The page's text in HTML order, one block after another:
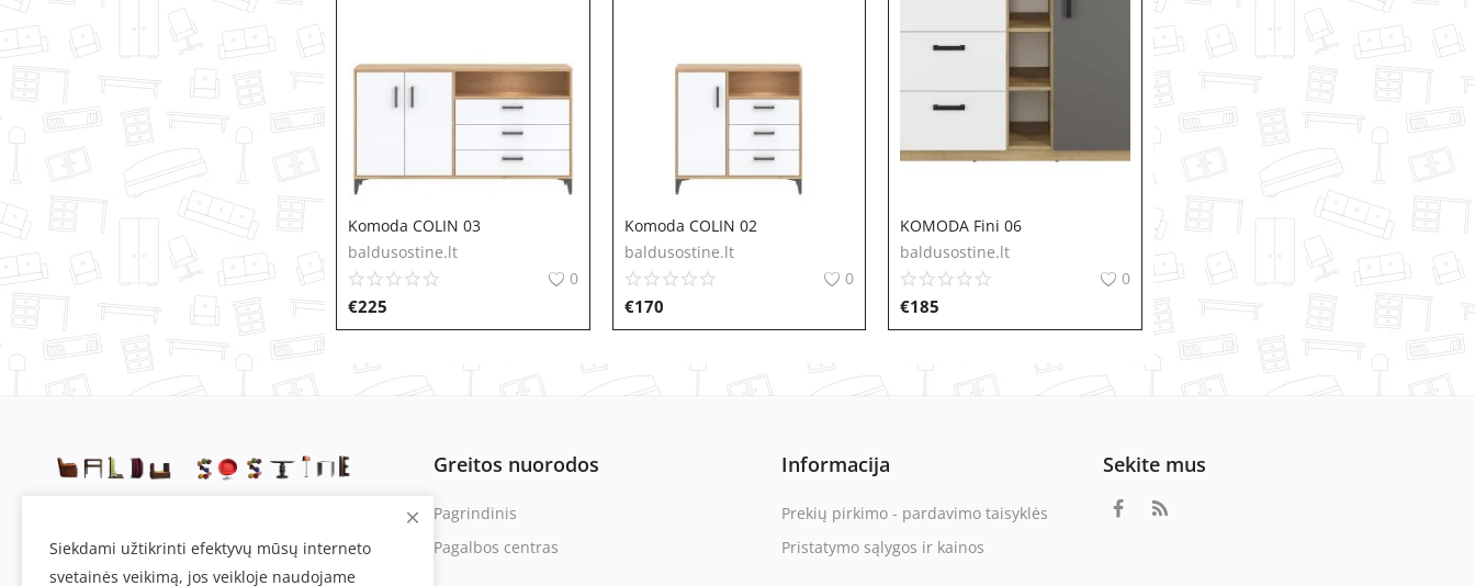
Komoda COLIN 03
baldusostine.lt
0
€225
Komoda COLIN 02
baldusostine.lt
0
€170
KOMODA Fini 06
baldusostine.lt
0
€185
Greitos nuorodos
Pagrindinis
Pagalbos centras
Informacija
Prekių pirkimo - pardavimo taisyklės
Pristatymo sąlygos ir kainos
Sekite mus
Siekdami užtikrinti efektyvų mūsų interneto
svetainės veikimą, jos veikloje naudojame